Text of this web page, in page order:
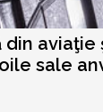
din aviaţie
sale